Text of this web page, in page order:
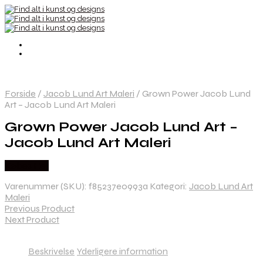
Forside / Jacob Lund Art Maleri / Grown Power Jacob Lund
Art – Jacob Lund Art Maleri
Grown Power Jacob Lund Art –
Jacob Lund Art Maleri
Varenummer (SKU): f85237e0993a Kategori: Jacob Lund Art
Maleri
Previous Product
Next Product
Beskrivelse Yderligere information